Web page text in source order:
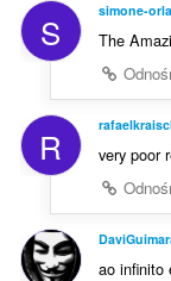
S simone-
The
R
very poor
ao infinito